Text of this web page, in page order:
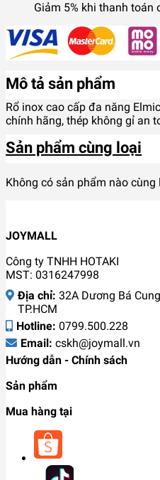
Giảm 5% khi thanh toán
Mô tả sản phẩm
Rổ inox cao cấp đa năng
chính hãng, thép không gỉ an
Sản phẩm cùng loại
Không có sản phẩm nào cùng
JOYMALL
Công ty TNHH HOTAKI
MST: 0316247998
Địa chỉ: 32A Dương Bá
TP.HCM
Hotline: 0799.500.228
Email: cskh@joymall.vn
Hướng dẫn - Chính sách
Sản phẩm
Mua hàng tại
225cm, Hàng